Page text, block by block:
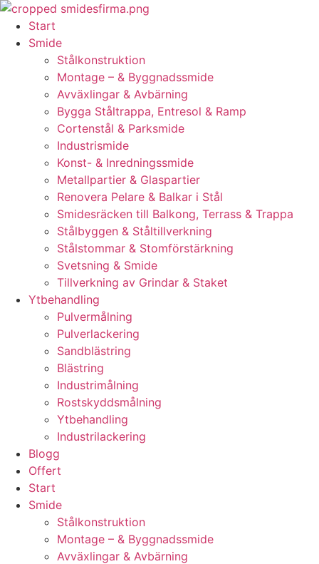
Skip
content
Start
Smide
Stålkonstruktion
Montage – & Byggnadssmide
Avväxlingar & Avbärning
Bygga Ståltrappa, Entresol & Ramp
Cortenstål & Parksmide
Industrismide
Konst- & Inredningssmide
Metallpartier & Glaspartier
Renovera Pelare & Balkar i Stål
Smidesräcken till Balkong, Terrass & Trappa
Stålbyggen & Ståltillverkning
Stålstommar & Stomförstärkning
Svetsning & Smide
Tillverkning av Grindar & Staket
Ytbehandling
Pulvermålning
Pulverlackering
Sandblästring
Blästring
Industrimålning
Rostskyddsmålning
Ytbehandling
Industrilackering
Blogg
Offert
Start
Smide
Stålkonstruktion
Montage – & Byggnadssmide
Avväxlingar & Avbärning